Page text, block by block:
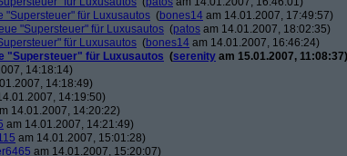
"Supersteuer" für Luxusautos (bones14 am 14.01.2007, 17:49:57)
"Supersteuer" für Luxusautos (patos am 14.01.2007, 18:02:35)
für Luxusautos (bones14 am 14.01.2007, 16:46:24)
"Supersteuer" für Luxusautos (serenity am 15.01.2007, 11:08:37)
14:18:14)
14:18:49)
14:19:50)
14.01.2007, 14:20:22)
am 14.01.2007, 14:21:49)
am 14.01.2007, 15:01:28)
am 14.01.2007, 15:20:07)